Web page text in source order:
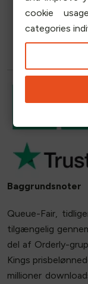
Baggrundsnoter
Queue-Fair,
tilgængelig
del af Orderly-
Kings
millioner
cookie
categories